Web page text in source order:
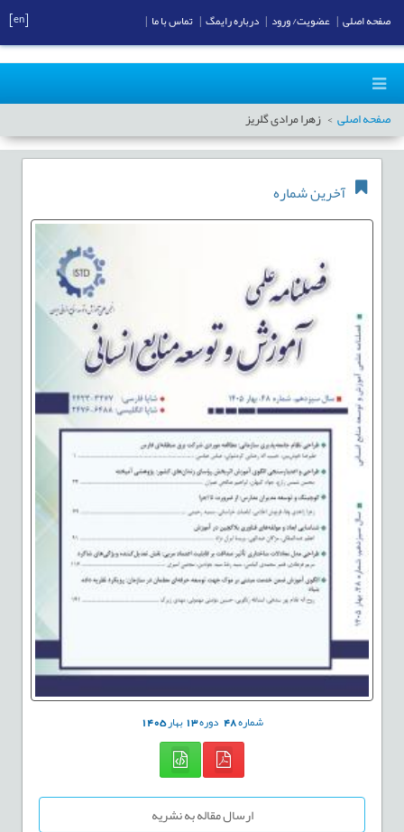
صفحه اصلی زهرا مرادی گلریز
آخرین شماره
شماره48 دوره13بهار1405
ارسال مقاله به نشریه
صفحه اصلی عضویت/ ورود درباره رایمگ تماس با ما